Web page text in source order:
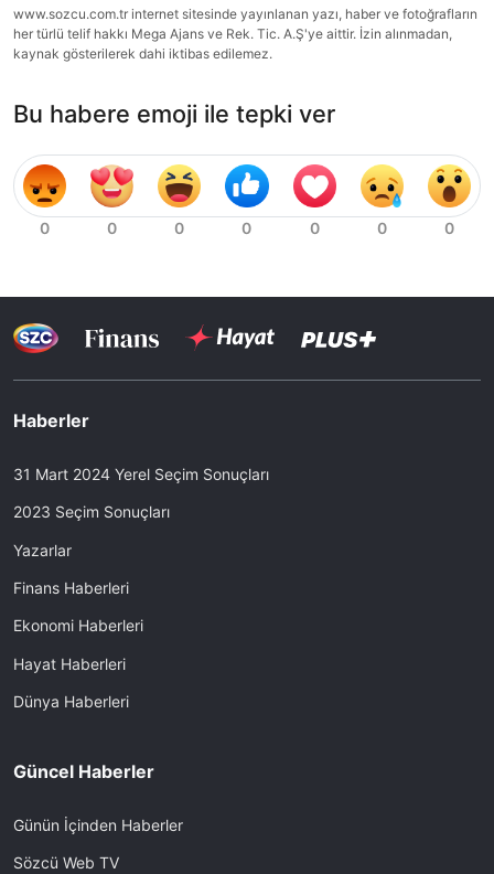
www.sozcu.com.tr internet sitesinde yayınlanan yazı, haber ve fotoğrafların
her türlü telif hakkı Mega Ajans ve Rek. Tic. A.Ş'ye aittir. İzin alınmadan,
kaynak gösterilerek dahi iktibas edilemez.
Bu habere emoji ile tepki ver
Haberler
31 Mart 2024 Yerel Seçim Sonuçları
2023 Seçim Sonuçları
Yazarlar
Finans Haberleri
Ekonomi Haberleri
Hayat Haberleri
Dünya Haberleri
Güncel Haberler
Günün İçinden Haberler
Sözcü Web TV